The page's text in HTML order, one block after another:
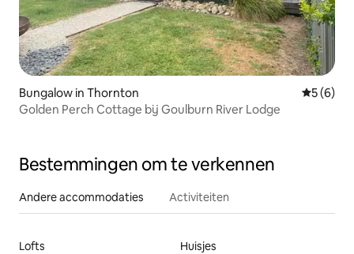
Bungalow in Thornton
5 (6)
Golden Perch Cottage bij Goulburn River Lodge
Bestemmingen om te verkennen
Andere accommodaties Activiteiten
Lofts
Huisjes